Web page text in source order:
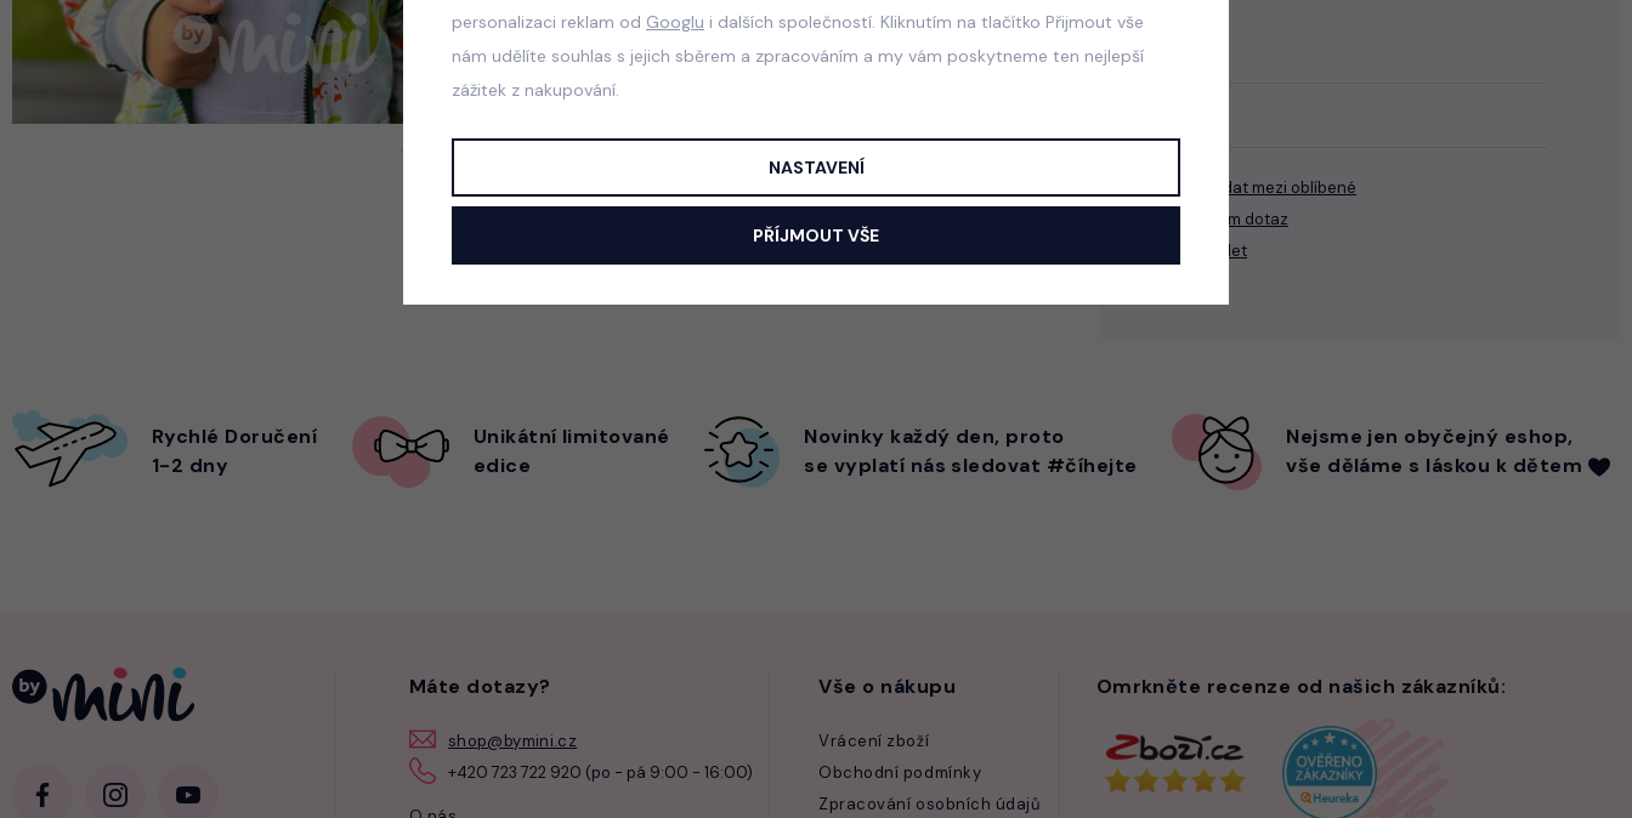
Přidat mezi oblíbené
Mám dotaz
Sdílet
Rychlé Doručení
1-2 dny
Unikátní limitované
edice
Novinky každý den, proto
se vyplatí nás sledovat #číhejte
Nejsme jen obyčejný eshop,
vše děláme s láskou k dětem
Máte dotazy?
shop@bymini.cz
+420 723 722 920 (po - pá 9:00 - 16:00)
Vše o nákupu
Vrácení zboží
Obchodní podmínky
Zpracování osobních údajů
Omrkněte recenze od našich zákazníků:
personalizaci reklam od Googlu i dalších společností. Kliknutím na tlačítko Přijmout vše
nám udělíte souhlas s jejich sběrem a zpracováním a my vám poskytneme ten nejlepší
zážitek z nakupování.
NASTAVENÍ
PŘÍJMOUT VŠE